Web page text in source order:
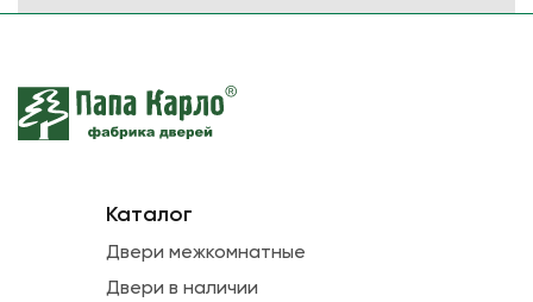
Каталог
Двери межкомнатные
Двери в наличии